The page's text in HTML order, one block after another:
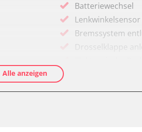
Batteriewechsel
Bremssystem
Drosselklappe
Alle anzeigen